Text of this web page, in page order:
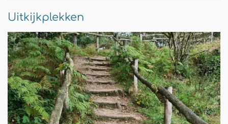
Uitkijkplekken